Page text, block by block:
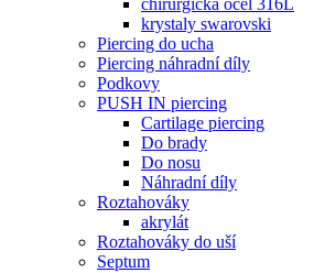
chirurgická ocel 316L
krystaly swarovski
Piercing do ucha
Piercing náhradní díly
Podkovy
PUSH IN piercing
Cartilage piercing
Do brady
Do nosu
Náhradní díly
Roztahováky
akrylát
Roztahováky do uší
Septum